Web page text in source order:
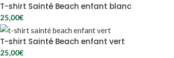
T-shirt Sainté Beach enfant blanc
25,00€
T-shirt Sainté Beach enfant vert
25,00€